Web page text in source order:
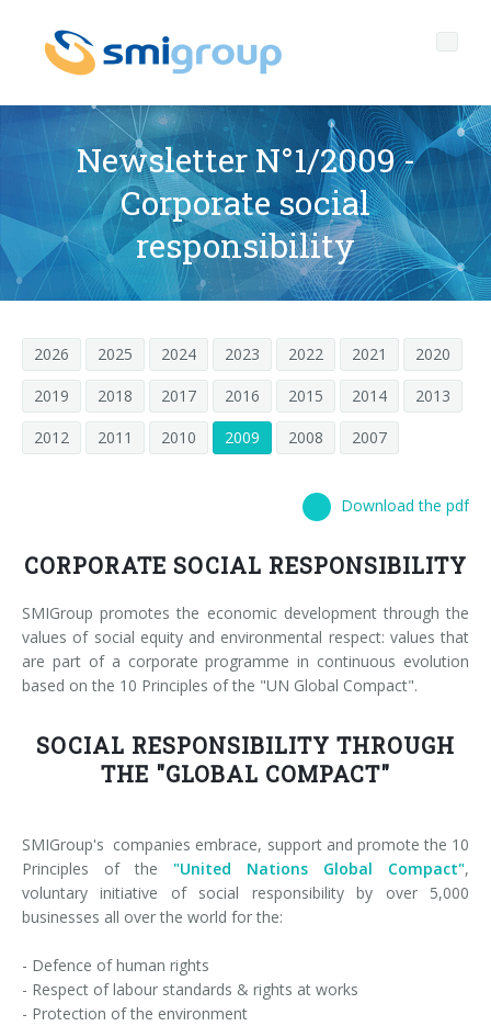
Profilo
Chi siamo
Mission
Storia
Governance
Codice Etico
Qualità, Ambiente e Sicurezza
Bottiglie senza etichetta
rPET
Risorse rinnovabili
Prodotti
LINEE DI IMBOTTIGLIAMENTO
Fabbrica Intelligente 4.0
Supervisore di linea SWM
Tour virtuale
RIEMPITRICI PER BOTTIGLIE PET/ rPET
SISTEMI DI SOFFIAGGIO, RIEMPIMENTO E TAPPATURA
CONFEZIONATRICI
Film termoretraibile
ingresso a 90°
Cartone wrap-around
ingresso a 90°
Cartoncino Kraft
Vassoio di cartone
Combi cartone e film
ingresso in linea
PALETTIZZATORI
Ingresso in linea
After sales
SmyIoT control room
AI Tech Support
AR Smart Glasses
Upgrades
Corsi di formazione
Corsi soffiatrici e riempitrici
Corsi confezionatrici
Corsi palettizzatori
Richiesta informazioni
Fiere
Installazioni recenti
Sminow magazine
Dicono di noi
Contatti
Contatti
Filiali
Fiere: richiesta di incontro
Careers
Careers
Modifica il tuo CV
Newsletter N°1/2009 -
Corporate social
responsibility
2026 2025 2024 2023 2022 2021
2020
2019
2018 2017 2016 2015 2014
2013
2012
2011 2010 2009 2008 2007
Download the pdf
CORPORATE SOCIAL RESPONSIBILITY
SMIGroup promotes the economic development through the
values of social equity and environmental respect: values that
are part of a corporate programme in continuous evolution
based on the 10 Principles of the "UN Global Compact".
SOCIAL RESPONSIBILITY THROUGH
THE "GLOBAL COMPACT"
SMIGroup's companies embrace, support and promote the 10
Principles of the "United Nations Global Compact",
voluntary initiative of social responsibility by over 5,000
businesses all over the world for the:
- Defence of human rights
- Respect of labour standards & rights at works
- Protection of the environment